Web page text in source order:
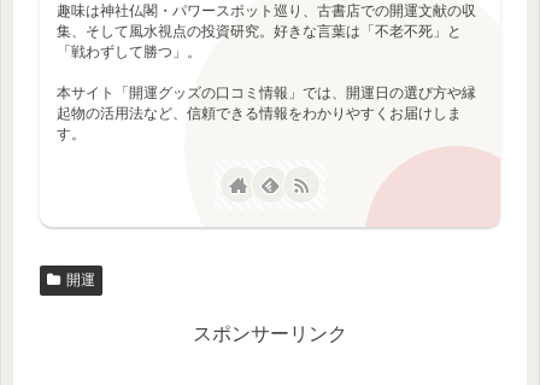
趣味は神社仏閣・パワースポット巡り、古書店での開運文献の収
集、そして風水視点の投資研究。好きな言葉は「不老不死」と
「戦わずして勝つ」。
本サイト「開運グッズの口コミ情報」では、開運日の選び方や縁
起物の活用法など、信頼できる情報をわかりやすくお届けしま
す。
開運
スポンサーリンク